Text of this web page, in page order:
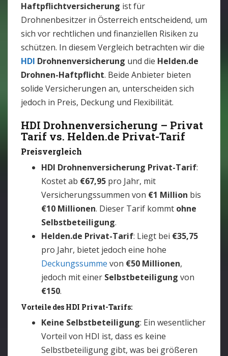
Haftpflichtversicherung ist für
Drohnenbesitzer in Österreich entscheidend, um
sich vor rechtlichen und finanziellen Risiken zu
schützen. In diesem Vergleich betrachten wir die
HDI Drohnenversicherung und die Helden.de
Drohnen-Haftpflicht. Beide Anbieter bieten
solide Versicherungen an, unterscheiden sich
jedoch in Preis, Deckung und Flexibilität.
HDI Drohnenversicherung – Privat
Tarif vs. Helden.de Privat-Tarif
Preisvergleich
HDI Drohnenversicherung Privat-Tarif:
Kostet ab €67,95 pro Jahr, mit
Versicherungssummen von €1 Million bis
€10 Millionen. Dieser Tarif kommt ohne
Selbstbeteiligung.
Helden.de Privat-Tarif: Liegt bei €35,75
pro Jahr, bietet jedoch eine hohe
Deckungssumme von €50 Millionen,
jedoch mit einer Selbstbeteiligung von
€150.
Vorteile des HDI Privat-Tarifs:
Keine Selbstbeteiligung: Ein wesentlicher
Vorteil von HDI ist, dass es keine
Selbstbeteiligung gibt, was bei größeren